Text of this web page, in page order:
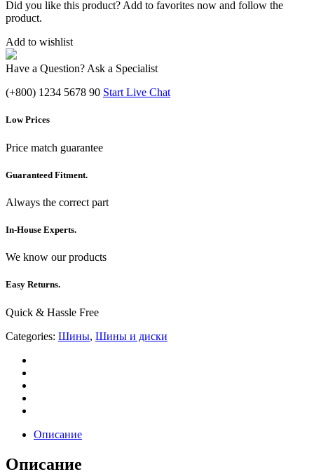
Did you like this product? Add to favorites now and follow the
product.
Add to wishlist
Have a Question? Ask a Specialist
(+800) 1234 5678 90 Start Live Chat
Low Prices
Price match guarantee
Guaranteed Fitment.
Always the correct part
In-House Experts.
We know our products
Easy Returns.
Quick & Hassle Free
Categories: Шины, Шины и диски
Описание
Описание